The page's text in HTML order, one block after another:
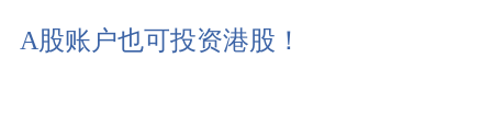
A股账户也可投资港股！